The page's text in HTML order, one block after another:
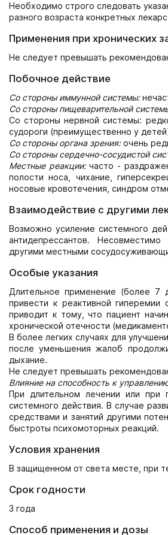
Необходимо строго следовать
разного возраста конкретных
Применения при хронических
Не следует превышать
Побочное действие
Со стороны иммунной системы:
Со стороны пищеварительной
Со стороны нервной системы:
судороги (преимущественно у
Со стороны органа зрения:очень
Со стороны сердечно-сосудистой
Местные реакции:часто -
полости носа, чихание,
носовые кровотечения, синдром
Взаимодействие с другими
Возможно усиление системного
антидепрессантов.
другими местными
Особые указания
Длительное применение (более 7
привести к реактивной гиперемии
приводит к тому, что пациент
хронической отечности
В более легких случаях для
после уменьшения жалоб
дыхание.
Не следует превышать
Влияние на способность к
При длительном лечении или при
системного действия. В случае
средствами и занятий другими
быстроты психомоторных реакций.
Условия хранения
В защищенном от света месте, при
Срок годности
3 года
Способ применения и дозы